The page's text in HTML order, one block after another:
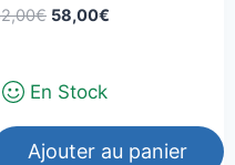
€ Le
était :
58,00€
En Stock
Ajouter au panier